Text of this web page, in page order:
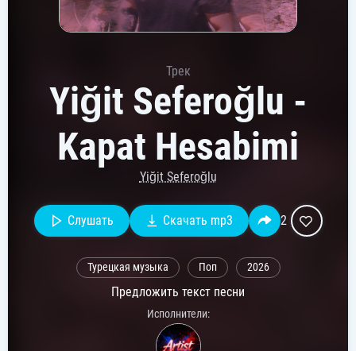
Трек
Yiğit Seferoğlu -
Kapat Hesabimi
Yiğit Seferoğlu
Слушать Скачать mp3 2
Турецкая музыка Поп 2026
Предложить текст песни
Исполнители: